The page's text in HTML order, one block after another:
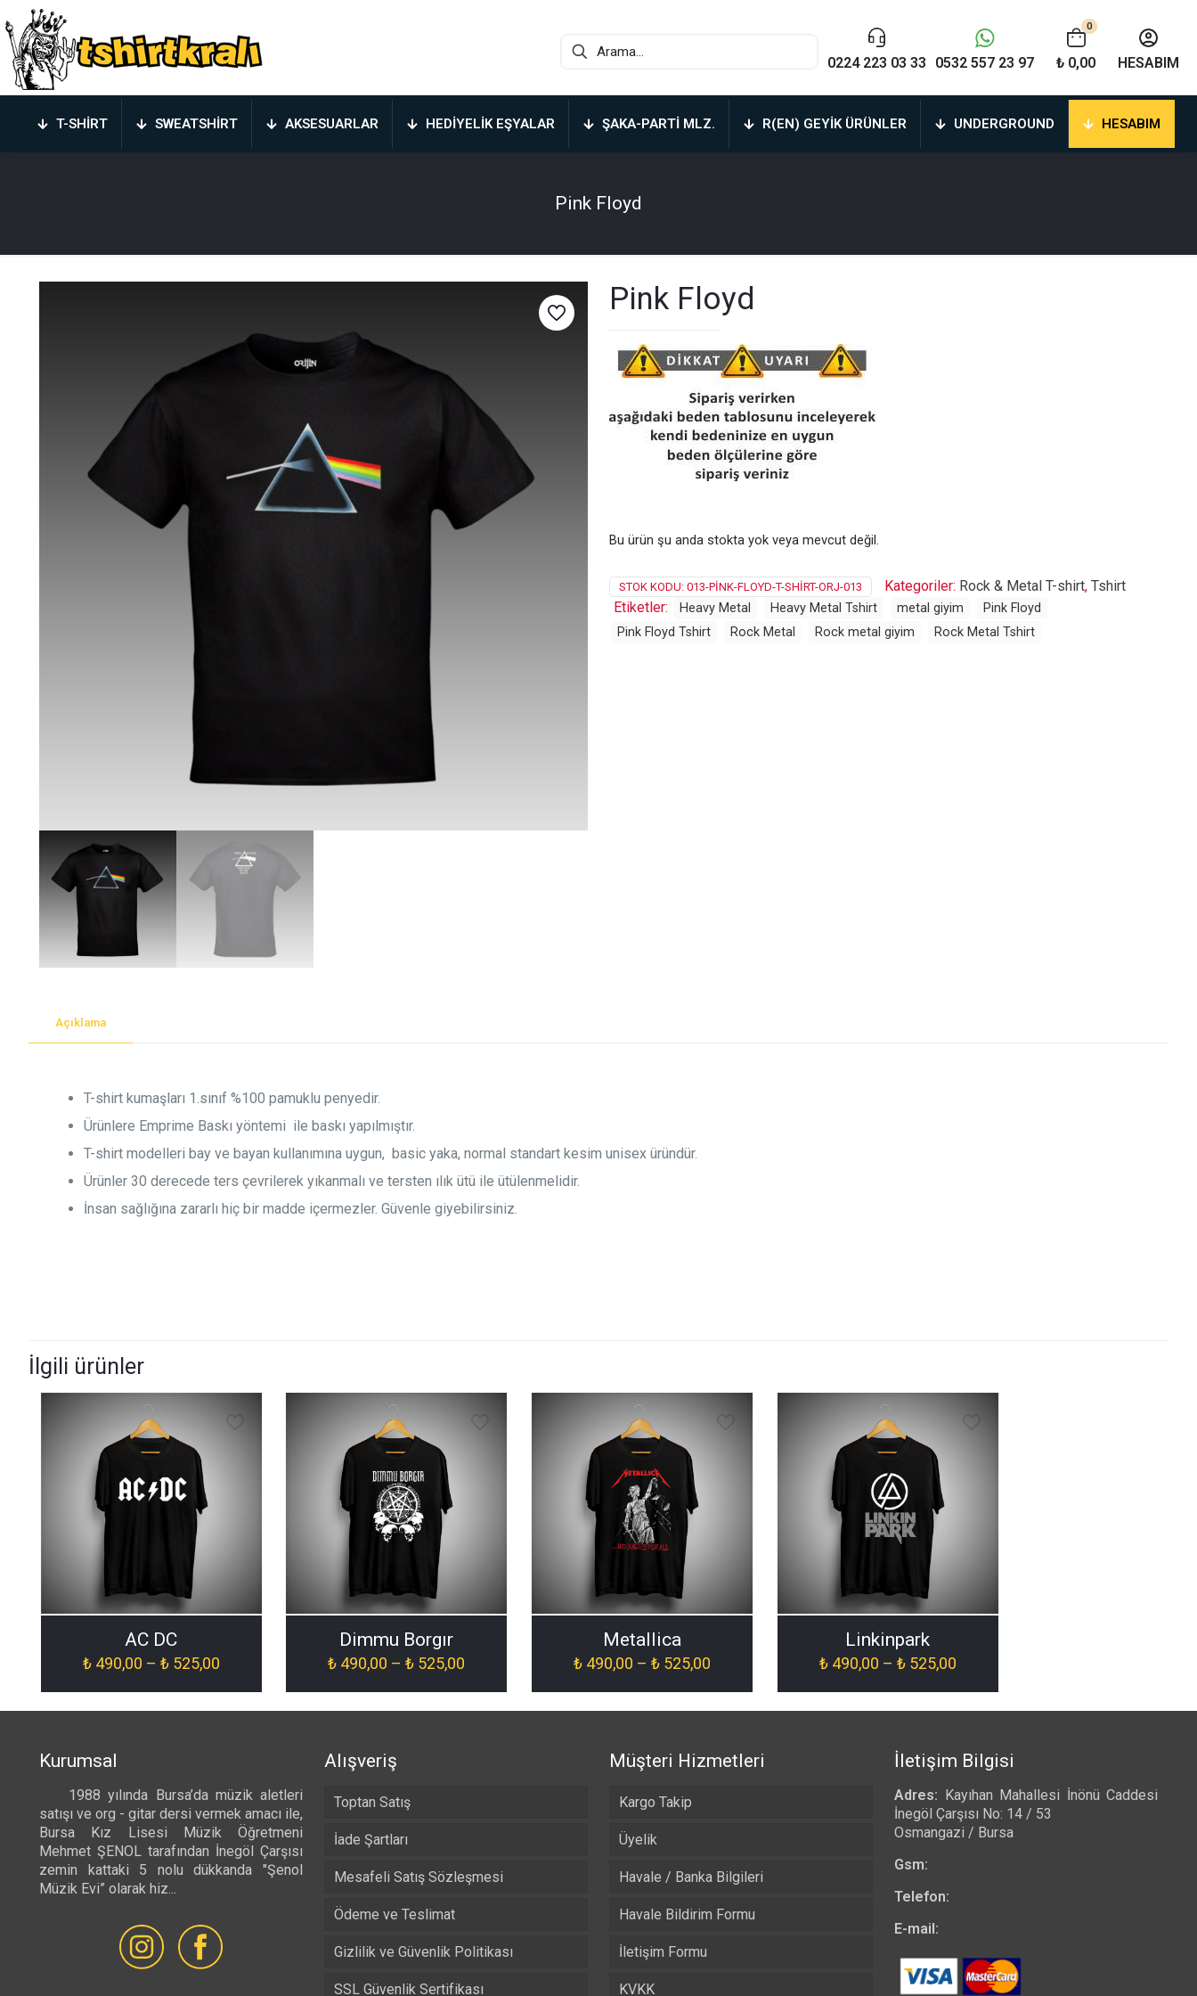
0224 223 03 33 0532 557 23 97
0
₺ 0,00 HESABIM
T-SHIRT SWEATSHIRT AKSESUARLAR HEDIYELIK EŞYALAR ŞAKA-PARTI MLZ. R(EN) GEYIK ÜRÜNLER UNDERGROUND HESABIM
Pink Floyd
Pink Floyd
Bu ürün şu anda stokta yok veya mevcut değil.
STOK KODU: 013-PINK-FLOYD-T-SHIRT-ORJ-013 Kategoriler: Rock & Metal T-shirt, Tshirt
Etiketler:
Heavy Metal Heavy Metal Tshirt metal giyim
Pink Floyd
Pink Floyd Tshirt
Rock Metal Rock metal giyim Rock Metal Tshirt
Açıklama
T-shirt kumaşları 1.sınıf %100 pamuklu penyedir.
Ürünlere Emprime Baskı yöntemi ile baskı yapılmıştır.
T-shirt modelleri bay ve bayan kullanımına uygun, basic yaka, normal standart kesim unisex üründür.
Ürünler 30 derecede ters çevrilerek yıkanmalı ve tersten ılık ütü ile ütülenmelidir.
İnsan sağlığına zararlı hiç bir madde içermezler. Güvenle giyebilirsiniz.
İlgili ürünler
AC DC
₺490,00 – ₺525,00Fiyat
Dimmu Borgır
₺ 490,00 –₺ 525,00
Metallica
₺490,00 – ₺525,00Fiyat
Linkinpark
₺490,00 – ₺525,00Fiyat
Kurumsal
1988 yılında Bursa’da müzik aletleri
satışı ve org - gitar dersi vermek amacı ile,
Bursa Kız Lisesi Müzik Öğretmeni
Mehmet ŞENOL tarafından İnegöl Çarşısı
zemin kattaki 5 nolu dükkanda "Şenol
Müzik Evi” olarak hiz...
Alışveriş
Toptan Satış
İade Şartları
Mesafeli Satış Sözleşmesi
Ödeme ve Teslimat
Gizlilik ve Güvenlik Politikası
SSL Güvenlik Sertifikası
Müşteri Hizmetleri
Kargo Takip
Üyelik
Havale / Banka Bilgileri
Havale Bildirim Formu
İletişim Formu
KVKK
İletişim Bilgisi
Adres: Kayıhan Mahallesi İnönü Caddesi
İnegöl Çarşısı No: 14 / 53
Osmangazi / Bursa
Gsm:
Telefon:
E-mail: